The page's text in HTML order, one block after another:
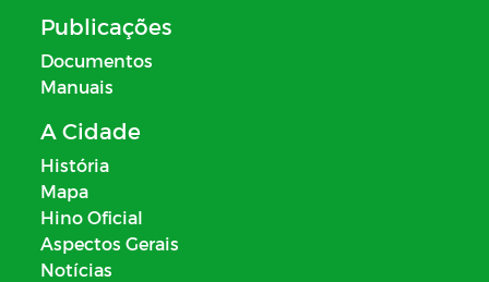
Publicações
Documentos
Manuais
A Cidade
História
Mapa
Hino Oficial
Aspectos Gerais
Notícias